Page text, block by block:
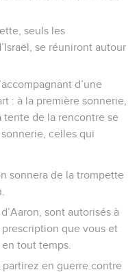
seuls les
se réuniront autour
d’une
: à la première sonnerie,
tente de la rencontre se
celles qui
sonnera de la trompette
sont autorisés à
que vous et
tout temps.
partirez en guerre contre